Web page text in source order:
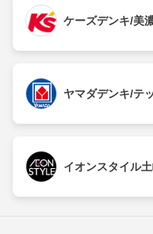
ケーズデンキ/美
ヤマダデンキ/テ
イオンスタイル